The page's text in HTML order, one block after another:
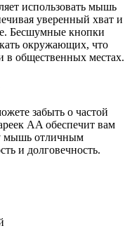
использовать мышь
уверенный хват и
Бесшумные кнопки
окружающих, что
в общественных местах.
забыть о частой
AA обеспечит вам
мышь отличным
и долговечность.